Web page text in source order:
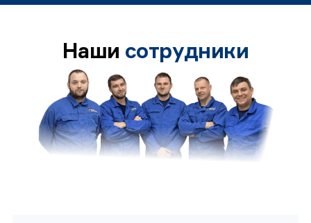
Наши сотрудники